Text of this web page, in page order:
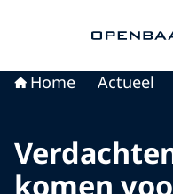
Home Actueel
komen